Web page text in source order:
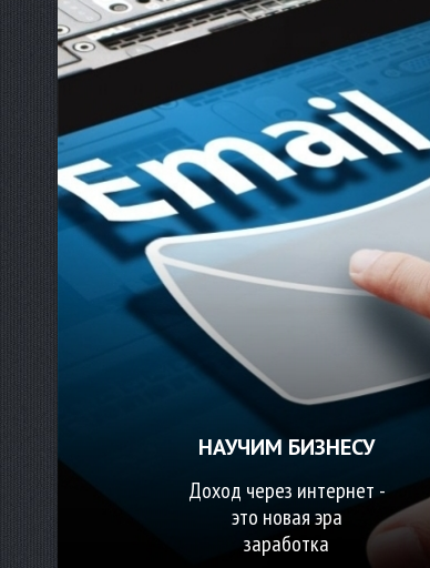
НАУЧИМ БИЗНЕСУ
Доход через интернет -
это новая эра
заработка